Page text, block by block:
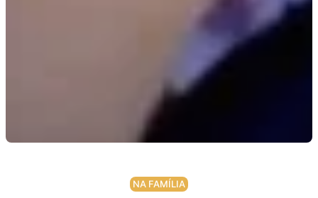
NA FAMÍLIA